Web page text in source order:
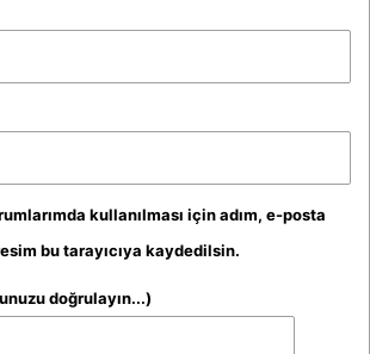
kullanılması için adım, e-posta
bu tarayıcıya kaydedilsin.
doğrulayın...)